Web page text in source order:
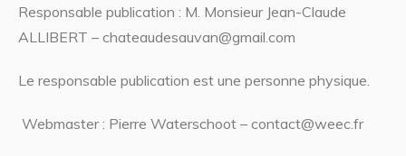
Responsable publication : M. Monsieur Jean-Claude
ALLIBERT – chateaudesauvan@gmail.com
Le responsable publication est une personne physique.
Webmaster : Pierre Waterschoot – contact@weec.fr